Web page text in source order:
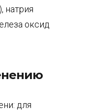
натрия
оксид
для